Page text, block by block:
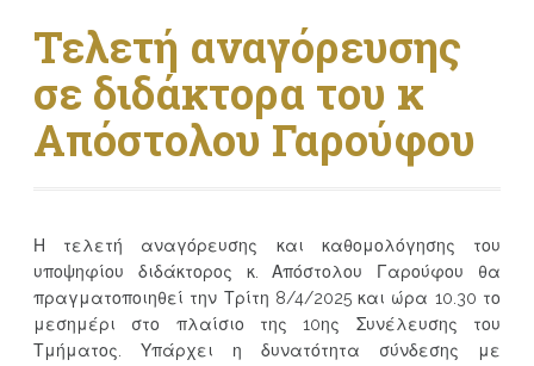
Τελετή αναγόρευσης
σε διδάκτορα του κ
Απόστολου Γαρούφου
Η τελετή αναγόρευσης και καθομολόγησης του
υποψηφίου διδάκτορος κ. Απόστολου Γαρούφου θα
πραγματοποιηθεί την Τρίτη 8/4/2025 και ώρα 10.30 το
μεσημέρι στο πλαίσιο της 10ης Συνέλευσης του
Τμήματος. Υπάρχει η δυνατότητα σύνδεσης με